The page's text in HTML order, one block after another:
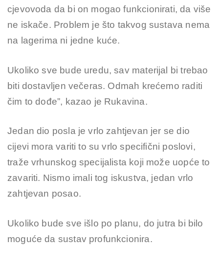
cjevovoda da bi on mogao funkcionirati, da više
ne iskače. Problem je što takvog sustava nema
na lagerima ni jedne kuće.
Ukoliko sve bude uredu, sav materijal bi trebao
biti dostavljen večeras. Odmah krećemo raditi
čim to dođe”, kazao je Rukavina.
Jedan dio posla je vrlo zahtjevan jer se dio
cijevi mora variti to su vrlo specifični poslovi,
traže vrhunskog specijalista koji može uopće to
zavariti. Nismo imali tog iskustva, jedan vrlo
zahtjevan posao.
Ukoliko bude sve išlo po planu, do jutra bi bilo
moguće da sustav profunkcionira.